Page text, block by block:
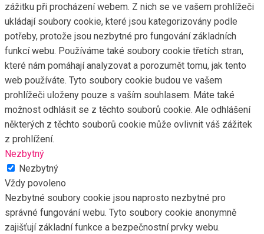
zážitku při procházení webem. Z nich se ve vašem prohlížeči
ukládají soubory cookie, které jsou kategorizovány podle
potřeby, protože jsou nezbytné pro fungování základních
funkcí webu. Používáme také soubory cookie třetích stran,
které nám pomáhají analyzovat a porozumět tomu, jak tento
web používáte. Tyto soubory cookie budou ve vašem
prohlížeči uloženy pouze s vaším souhlasem. Máte také
možnost odhlásit se z těchto souborů cookie. Ale odhlášení
některých z těchto souborů cookie může ovlivnit váš zážitek
z prohlížení.
Nezbytný
Nezbytný
Vždy povoleno
Nezbytné soubory cookie jsou naprosto nezbytné pro
správné fungování webu. Tyto soubory cookie anonymně
zajišťují základní funkce a bezpečnostní prvky webu.